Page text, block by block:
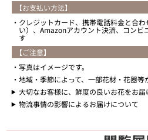
【お支払い方法】
クレジットカード、携帯電話料金と合
い）、Amazonアカウント決済、コン
す
【ご注意】
写真はイメージです。
地域・季節によって、一部花材・花器等
大切なお客様に、鮮度の良いお花をお届
物流事情の影響によるお届けについて